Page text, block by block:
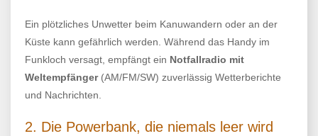
Ein plötzliches Unwetter beim Kanuwandern oder an der
Küste kann gefährlich werden. Während das Handy im
Funkloch versagt, empfängt ein Notfallradio mit
Weltempfänger(AM/FM/SW) zuverlässig Wetterberichte
und Nachrichten.
2. Die Powerbank, die niemals leer wird